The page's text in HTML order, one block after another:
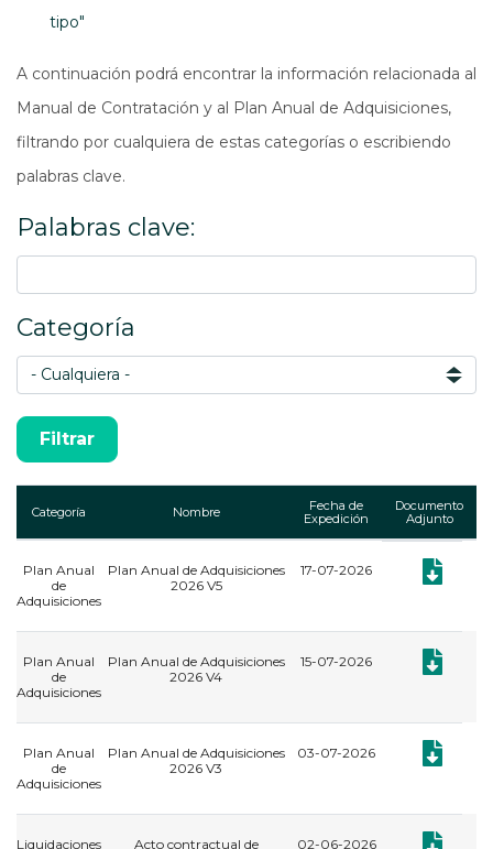
tipo"
A continuación podrá encontrar la información relacionada al
Manual de Contratación y al Plan Anual de Adquisiciones,
filtrando por cualquiera de estas categorías o escribiendo
palabras clave.
Palabras clave:
Categoría
Categoría Nombre
Fecha de
Expedición
Documento
Adjunto
Plan Anual
de
Adquisiciones
Plan Anual de Adquisiciones
2026 V5
17-07-2026
Plan Anual
de
Adquisiciones
Plan Anual de Adquisiciones
2026 V4
15-07-2026
Plan Anual
de
Adquisiciones
Plan Anual de Adquisiciones
2026 V3
03-07-2026
Liquidaciones Acto contractual de 02-06-2026